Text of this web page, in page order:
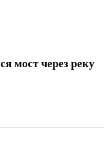
мост через реку